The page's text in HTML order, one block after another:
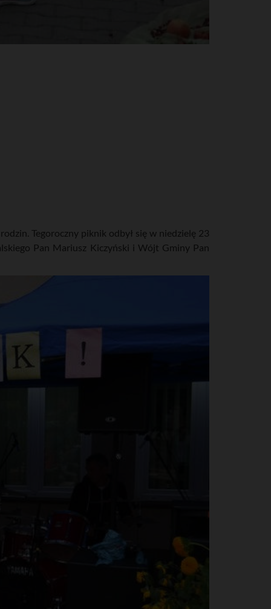
Tegoroczny piknik odbył się w niedzielę 23
Pan Mariusz Kiczyński i Wójt Gminy Pan